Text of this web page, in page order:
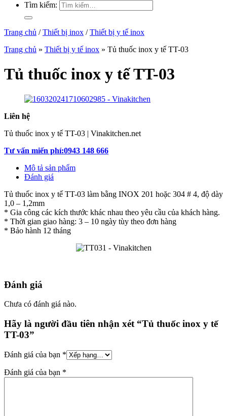
Tìm kiếm:
Trang chủ / Thiết bị inox / Thiết bị y tế inox
Trang chủ » Thiết bị y tế inox » Tủ thuốc inox y tế TT-03
Tủ thuốc inox y tế TT-03
Liên hệ
Tủ thuốc inox y tế TT-03 | Vinakitchen.net
Tư vấn miến phí:0943 148 666
Mô tả sản phẩm
Đánh giá
Tủ thuốc inox y tế TT-03 làm bằng INOX 201 hoặc 304 # 4, độ dày
1,0 – 1,2mm
* Gia công các kích thước khác nhau theo yêu cầu của khách hàng.
* Thời gian giao hàng: 3 – 10 ngày tùy theo đơn hàng
* Bảo hành 12 tháng
Đánh giá
Chưa có đánh giá nào.
Hãy là người đầu tiên nhận xét “Tủ thuốc inox y tế
TT-03”
Đánh giá của bạn *
Đánh giá của bạn *